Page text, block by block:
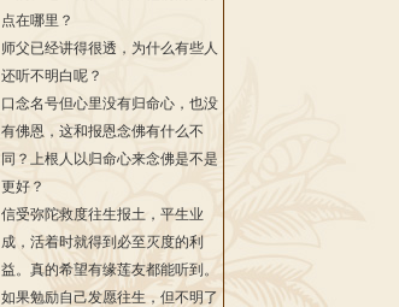
点在哪里？
师父已经讲得很透，为什么有些人
还听不明白呢？
口念名号但心里没有归命心，也没
有佛恩，这和报恩念佛有什么不
同？上根人以归命心来念佛是不是
更好？
信受弥陀救度往生报土，平生业
成，活着时就得到必至灭度的利
益。真的希望有缘莲友都能听到。
如果勉励自己发愿往生，但不明了